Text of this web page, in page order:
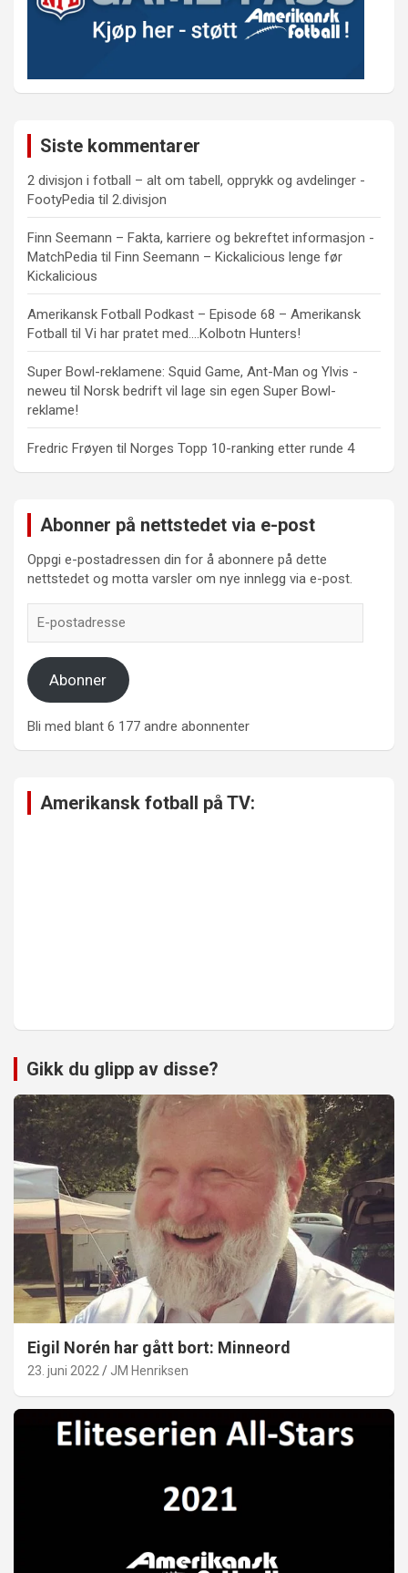
Siste kommentarer
2 divisjon i fotball – alt om tabell, opprykk og avdelinger -
FootyPedia til 2.divisjon
Finn Seemann – Fakta, karriere og bekreftet informasjon -
MatchPedia til Finn Seemann – Kickalicious lenge før
Kickalicious
Amerikansk Fotball Podkast – Episode 68 – Amerikansk
Fotball til Vi har pratet med….Kolbotn Hunters!
Super Bowl-reklamene: Squid Game, Ant-Man og Ylvis -
neweu til Norsk bedrift vil lage sin egen Super Bowl-
reklame!
Fredric Frøyen til Norges Topp 10-ranking etter runde 4
Abonner på nettstedet via e-post
Oppgi e-postadressen din for å abonnere på dette
nettstedet og motta varsler om nye innlegg via e-post.
postadresse
Abonner
Bli med blant 6 177 andre abonnenter
Amerikansk fotball på TV:
Gikk du glipp av disse?
Eigil Norén har gått bort: Minneord
23. juni 2022 JM Henriksen